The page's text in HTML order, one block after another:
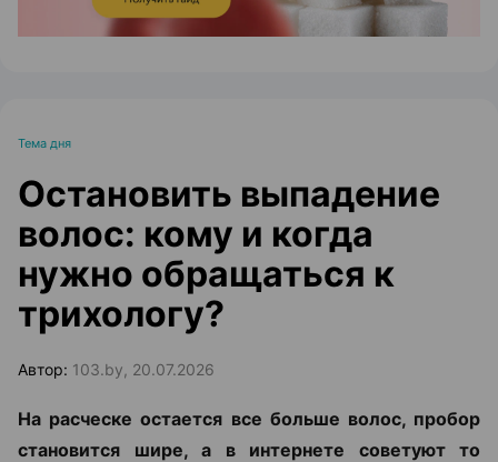
Тема дня
Остановить выпадение
волос: кому и когда
нужно обращаться к
трихологу?
Автор: 103.by, 20.07.2026
На расческе остается все больше волос, пробор
становится шире, а в интернете советуют то